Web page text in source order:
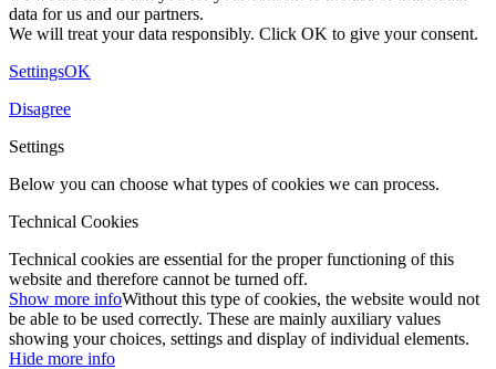
data for us and our partners.
We will treat your data responsibly. Click OK to give your consent.
SettingsOK
Disagree
Settings
Below you can choose what types of cookies we can process.
Technical Cookies
Technical cookies are essential for the proper functioning of this
website and therefore cannot be turned off.
Show more infoWithout this type of cookies, the website would not
be able to be used correctly. These are mainly auxiliary values ​​
showing your choices, settings and display of individual elements.
Hide more info